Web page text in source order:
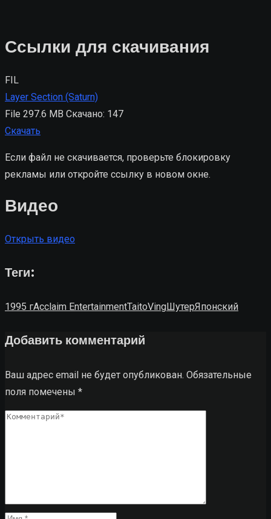
Ссылки для скачивания
FIL
Layer Section (Saturn)
File 297.6 MB Скачано: 147
Скачать
Если файл не скачивается, проверьте блокировку
рекламы или откройте ссылку в новом окне.
Видео
Открыть видео
Теги:
1995 гAcclaim EntertainmentTaitoVingШутерЯпонский
Добавить комментарий
Ваш адрес email не будет опубликован. Обязательные
поля помечены *